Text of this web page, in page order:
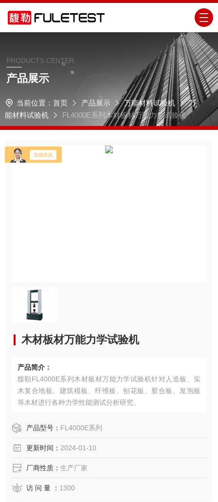
PRODUCTS CENTER
产品展示
当前位置： 首页 产品展示 万能材料试验机
万
能材料试验机
FL4000E系列木材板材万能力学试验机
木材板材万能力学试验机
产品简介：
馥勒FL4000E系列木材板材万能力学试验机针对人造板、实
木复合地板、建筑模板、纤维板、刨花板、胶合板、发泡板
等木材进行各种力学性能测试分析研究。
产品型号： FL4000E系列
更新时间： 2024-01-10
厂商性质： 生产厂家
访 问 量 ： 1300